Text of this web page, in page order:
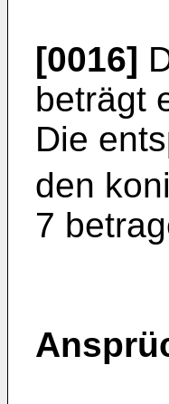
[0016]
beträgt
Die
den
7